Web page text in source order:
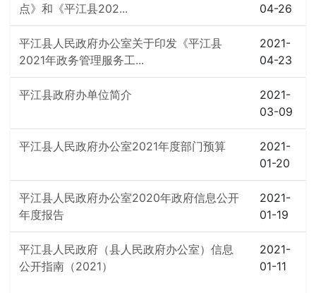
点》和《平江县202...
04-26
平江县人民政府办公室关于印发《平江县
2021年政务管理服务工...
2021-
04-23
平江县政府办单位简介
2021-
03-09
平江县人民政府办公室2021年度部门预算
2021-
01-20
平江县人民政府办公室2020年政府信息公开
年度报告
2021-
01-19
平江县人民政府（县人民政府办公室）信息
公开指南（2021）
2021-
01-11